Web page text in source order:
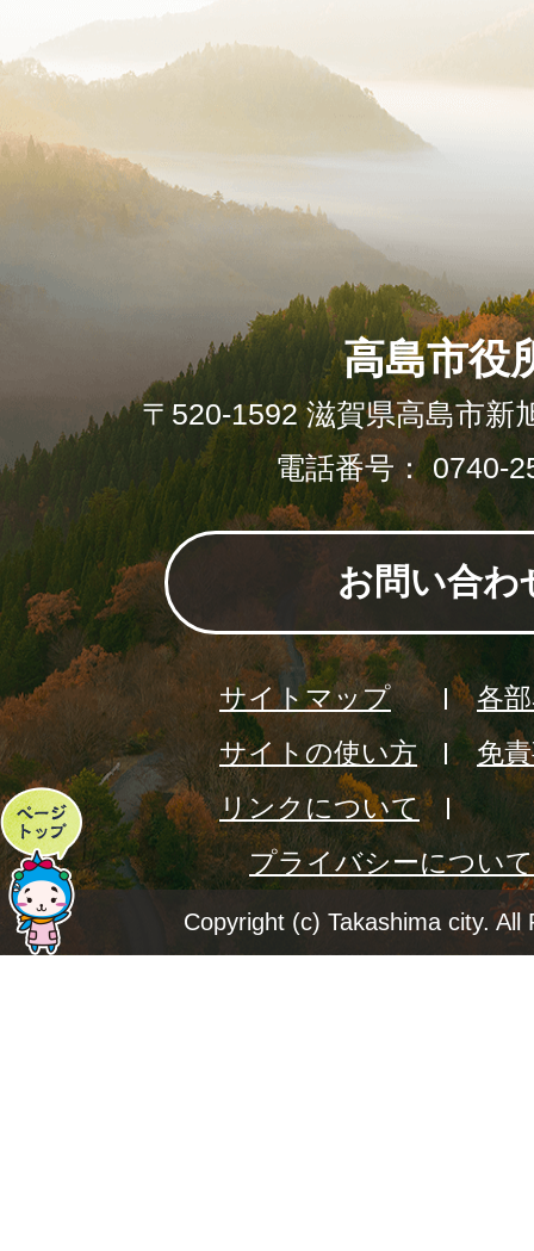
ペ
ー
ジ
高島市役
〒520-1592 滋賀県高島市新
電話番号： 0740-
お問い合わ
サイトマップ
各
サイトの使い方
免
リンクについて
プライバシーについて
Copyright (c) Takashima city. All